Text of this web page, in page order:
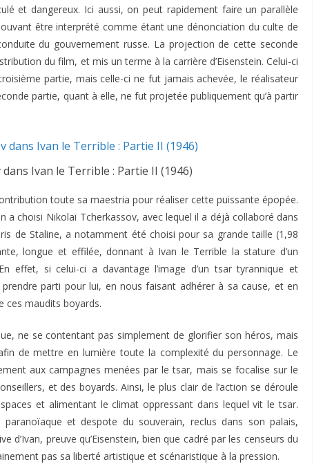
et dangereux. Ici aussi, on peut rapidement faire un parallèle
être interprété comme étant une dénonciation du culte de
du gouvernement russe. La projection de cette seconde
du film, et mis un terme à la carrière d’Eisenstein. Celui-ci
partie, mais celle-ci ne fut jamais achevée, le réalisateur
partie, quant à elle, ne fut projetée publiquement qu’à partir
Ivan le Terrible : Partie II (1946)
toute sa maestria pour réaliser cette puissante épopée.
a choisi Nikolaï Tcherkassov, avec lequel il a déjà collaboré dans
de Staline, a notamment été choisi pour sa grande taille (1,98
longue et effilée, donnant à Ivan le Terrible la stature d’un
effet, si celui-ci a davantage l’image d’un tsar tyrannique et
parti pour lui, en nous faisant adhérer à sa cause, et en
ces maudits boyards.
ne se contentant pas simplement de glorifier son héros, mais
de mettre en lumière toute la complexité du personnage. Le
aux campagnes menées par le tsar, mais se focalise sur le
et des boyards. Ainsi, le plus clair de l’action se déroule
et alimentant le climat oppressant dans lequel vit le tsar.
paranoïaque et despote du souverain, reclus dans son palais,
d’Ivan, preuve qu’Eisenstein, bien que cadré par les censeurs du
pas sa liberté artistique et scénaristique à la pression.